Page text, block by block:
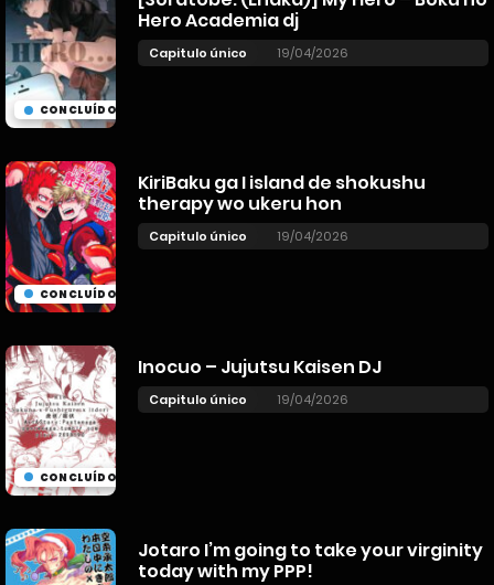
CONCLUÍDO
Hero Academia dj
Capitulo único 19/04/2026
CONCLUÍDO
KiriBaku ga I island de shokushu
therapy wo ukeru hon
Capitulo único 19/04/2026
CONCLUÍDO
Inocuo – Jujutsu Kaisen DJ
Capitulo único 19/04/2026
Jotaro I’m going to take your virginity
today with my PPP!